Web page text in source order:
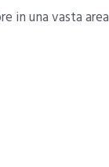
in una vasta area